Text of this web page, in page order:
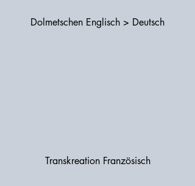
Dolmetschen Englisch > Deutsch
Transkreation Französisch